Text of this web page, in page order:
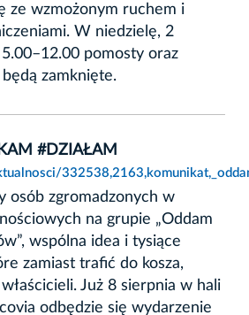
ze wzmożonym ruchem i
W niedzielę, 2
pomosty oraz
zamknięte.
#DZIAŁAM
osób zgromadzonych w
na grupie „Oddam
wspólna idea i tysiące
zamiast trafić do kosza,
Już 8 sierpnia w hali
odbędzie się wydarzenie